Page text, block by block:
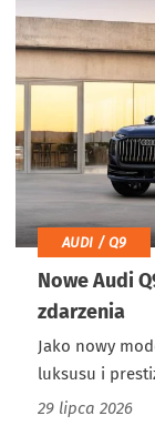
AUDI / Q9
Nowe Audi
zdarzenia
Jako nowy
luksusu i
29 lipca 2026